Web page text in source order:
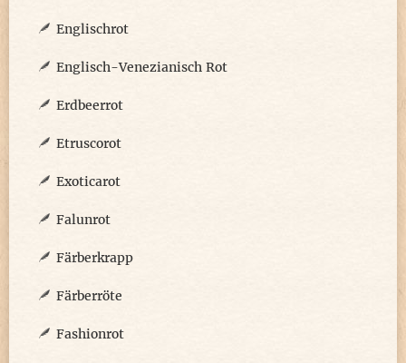
Englischrot
Englisch-Venezianisch Rot
Erdbeerrot
Etruscorot
Exoticarot
Falunrot
Färberkrapp
Färberröte
Fashionrot